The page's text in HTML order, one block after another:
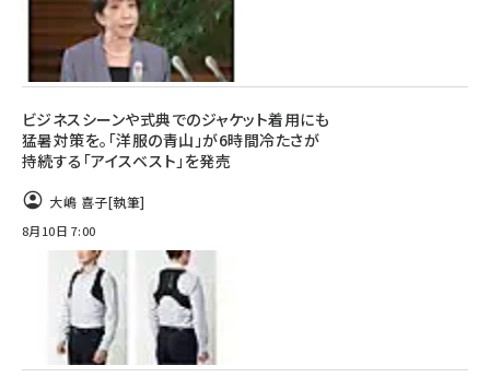
ビジネスシーンや式典でのジャケット着用にも
猛暑対策を。「洋服の青山」が6時間冷たさが
持続する「アイスベスト」を発売
大嶋 喜子[執筆]
8月10日 7:00